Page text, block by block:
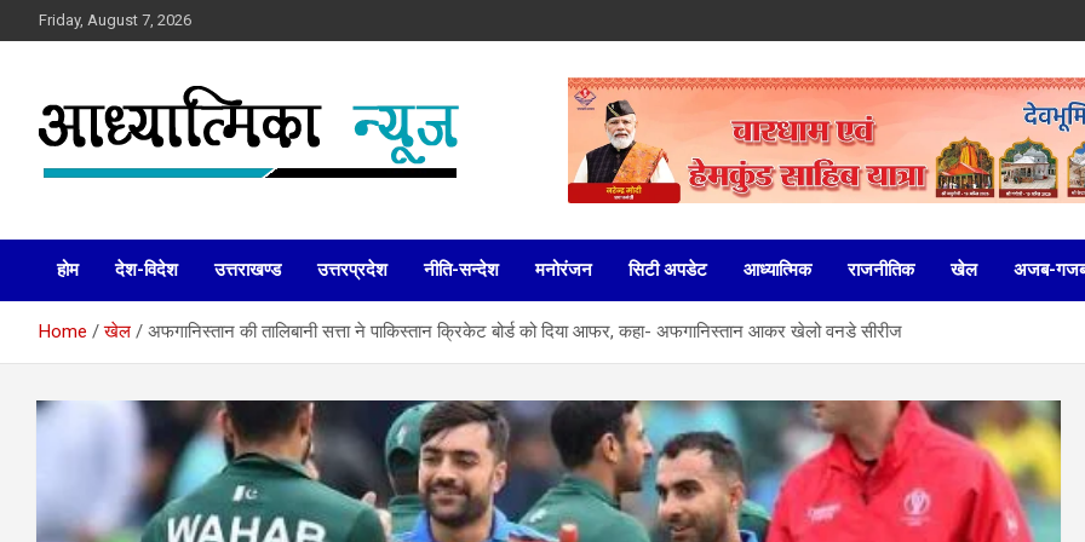
to
Friday, August 7, 2026
Aadhyatmika News
होम देश-विदेश उत्तराखण्ड उत्तरप्रदेश नीति-सन्देश मनोरंजन सिटी अपडेट आध्यात्मिक राजनीतिक खेल अजब-
Home खेल अफगानिस्तान की तालिबानी सत्ता ने पाकिस्तान क्रिकेट बोर्ड को दिया आफर, कहा- अफगानिस्तान आकर खेलो वनडे सीरीज